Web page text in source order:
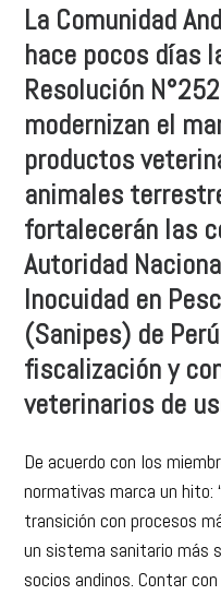
La Comunidad
hace pocos días
Resolución
modernizan el
productos
animales
fortalecerán las
Autoridad
Inocuidad en
(Sanipes) de
fiscalización y
veterinarios de
De acuerdo con los
normativas marca un hito:
transición con procesos
un sistema sanitario más
socios andinos. Contar